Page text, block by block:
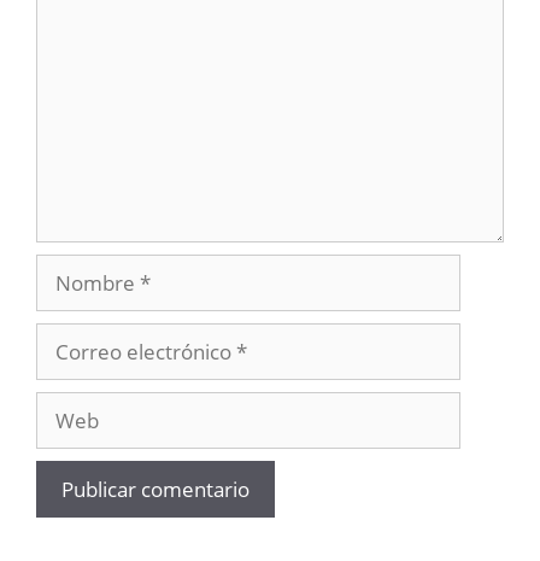
Nombre
electrónico